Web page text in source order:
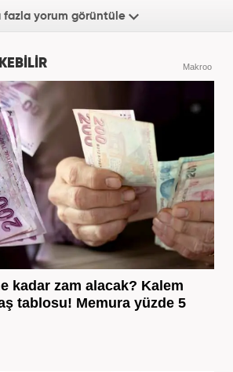
fazla yorum görüntüle
Makroo
kadar zam alacak? Kalem
tablosu! Memura yüzde 5